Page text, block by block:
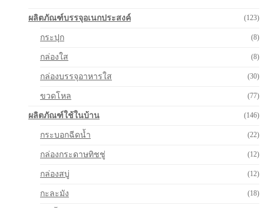
ผลิตภัณฑ์บรรจุอเนกประสงค์ (123)
กระปุก (8)
กล่องใส (8)
กล่องบรรจุอาหารใส (30)
ขวดโหล (77)
ผลิตภัณฑ์ใช้ในบ้าน (146)
กระบอกฉีดน้ำ (22)
กล่องกระดาษทิชชู่ (12)
กล่องสบู่ (12)
กะละมัง (18)